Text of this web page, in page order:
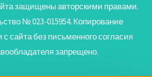
защищены авторскими правами.
№ 023-015954. Копирование
сайта без письменного согласия
запрещено.